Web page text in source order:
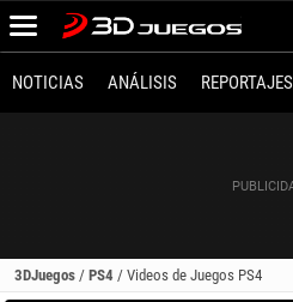
NOTICIAS ANÁLISIS REPORTAJES
3DJuegos / PS4 / Videos de Juegos PS4